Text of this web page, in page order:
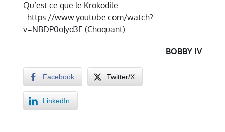
Qu’est ce que le Krokodile
: https://www.youtube.com/watch?
v=NBDP0oJyd3E (Choquant)
BOBBY IV
Facebook Twitter/X
LinkedIn